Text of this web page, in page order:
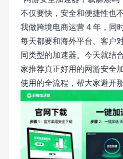
不仅要快，安全和便捷性也不
我做跨境电商运营 4 年，同
每天都要和海外平台、客户
同类型的加速器。今天就结
家推荐真正好用的网游安全
使用的全流程，帮大家避开